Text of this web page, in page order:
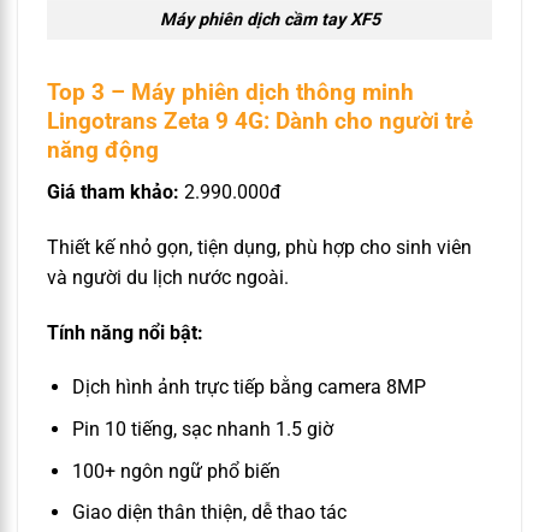
Máy phiên dịch cầm tay XF5
Top 3 – Máy phiên dịch thông minh
Lingotrans Zeta 9 4G: Dành cho người trẻ
năng động
Giá tham khảo: 2.990.000đ
Thiết kế nhỏ gọn, tiện dụng, phù hợp cho sinh viên
và người du lịch nước ngoài.
Tính năng nổi bật:
Dịch hình ảnh trực tiếp bằng camera 8MP
Pin 10 tiếng, sạc nhanh 1.5 giờ
100+ ngôn ngữ phổ biến
Giao diện thân thiện, dễ thao tác